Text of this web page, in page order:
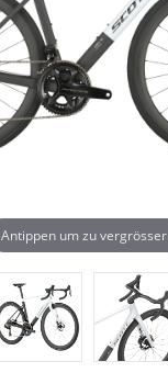
Antippen um zu